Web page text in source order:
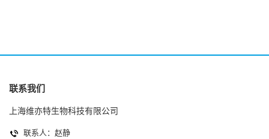
联系我们
上海维亦特生物科技有限公司
联系人：赵静